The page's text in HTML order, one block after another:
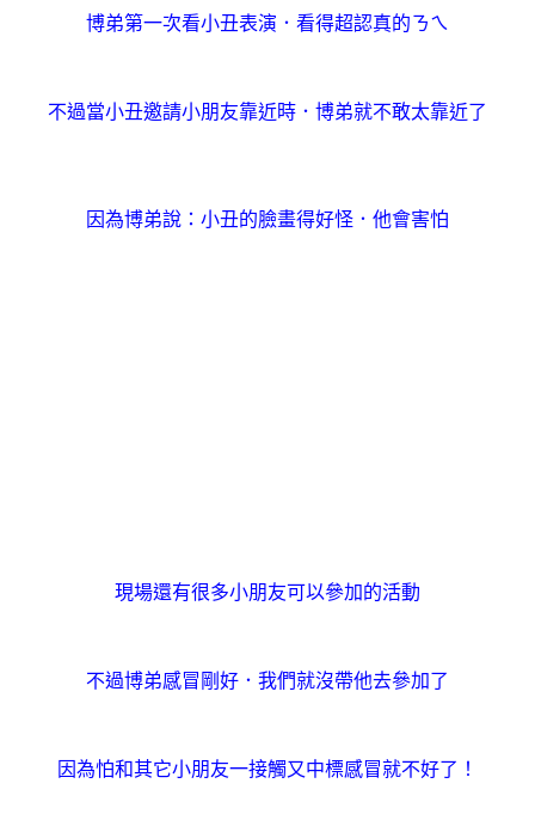
博弟第一次看小丑表演．看得超認真的ㄋㄟ
不過當小丑邀請小朋友靠近時．博弟就不敢太靠近了
因為博弟說：小丑的臉畫得好怪．他會害怕
現場還有很多小朋友可以參加的活動
不過博弟感冒剛好．我們就沒帶他去參加了
因為怕和其它小朋友一接觸又中標感冒就不好了！